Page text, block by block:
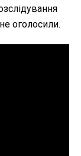
оголосили.